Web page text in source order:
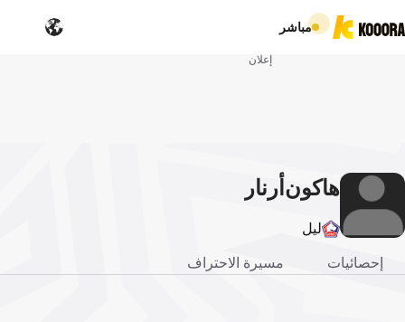
مباشر
إعلان
هاكون أرنار
ليل
إحصائيات مسيرة الاحتراف